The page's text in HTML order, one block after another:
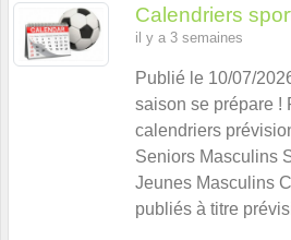
Calendriers
il y a 3 semaines
Publié le 10/07/
saison se prépare !
calendriers
Seniors Masculins
Jeunes Masculins
publiés à titre